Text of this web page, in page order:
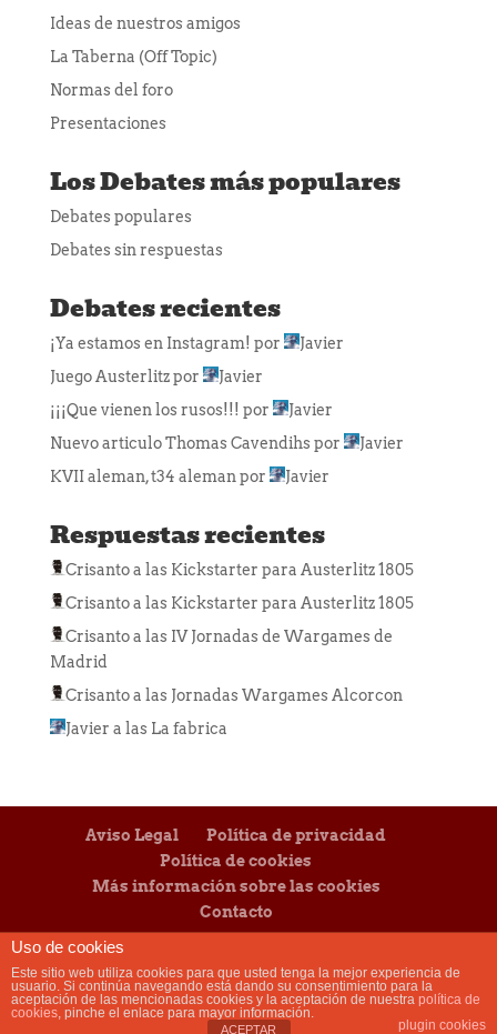
Ideas de nuestros amigos
La Taberna (Off Topic)
Normas del foro
Presentaciones
Los Debates más populares
Debates populares
Debates sin respuestas
Debates recientes
¡Ya estamos en Instagram! por
Javier
Juego Austerlitzpor
Javier
¡¡¡Que vienen los rusos!!! por
Javier
Nuevo articulo Thomas Cavendihspor
Javier
KVII aleman, t34 aleman por Javier
Respuestas recientes
Crisantoa las Kickstarter para Austerlitz 1805
Crisantoa las Kickstarter para Austerlitz 1805
Crisantoa las IV Jornadas de Wargames de
Madrid
Crisantoa las Jornadas Wargames Alcorcon
Javier a las La fabrica
Aviso Legal
Política de privacidad
Política de cookies
Más información sobre las cookies
Contacto
Diseñado y desarrollado por
Uso de cookies
Este sitio web utiliza cookies para que usted tenga la mejor experiencia de
usuario. Si continúa navegando está dando su consentimiento para la
aceptación de las mencionadas cookies y la aceptación de nuestra política de
cookies, pinche el enlace para mayor información.
plugin cookies
ACEPTAR